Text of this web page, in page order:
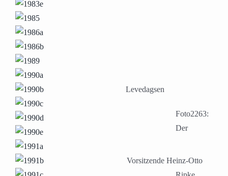
Levedagsen
Foto2263:
Der
Vorsitzende Heinz-Otto